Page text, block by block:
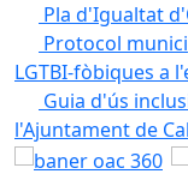
Pla d'Igualtat
Protocol
LGTBI-fòbiques a
Guia d'ús
l'Ajuntament de